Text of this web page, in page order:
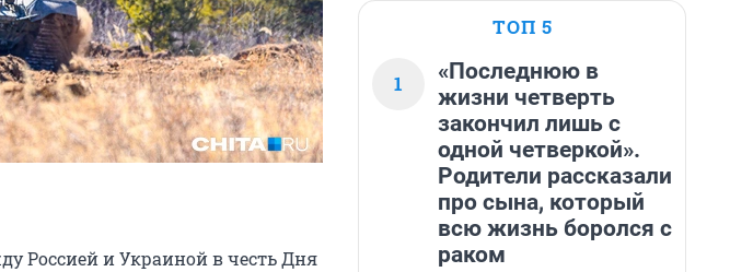
Россией и Украиной в честь Дня
ТОП 5
1
«Последнюю в
жизни четверть
закончил лишь с
одной четверкой».
Родители рассказали
про сына, который
всю жизнь боролся с
раком